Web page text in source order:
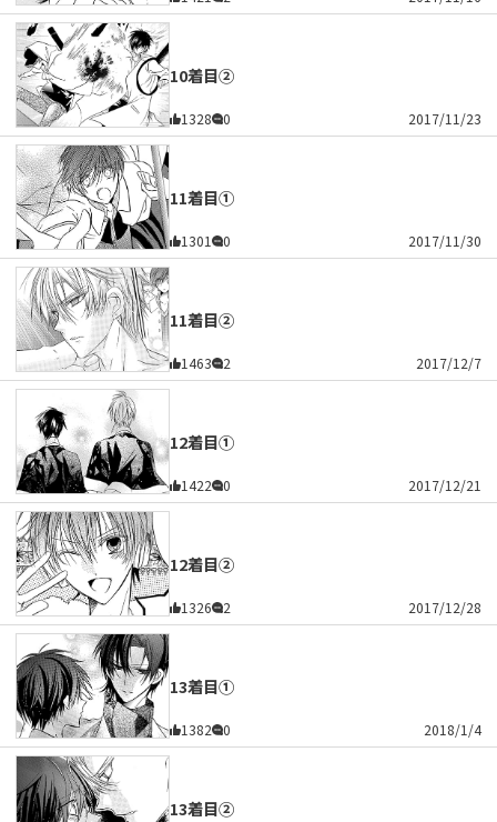
10着目②
1328 0 2017/11/23
11着目①
1301 0 2017/11/30
11着目②
1463 2 2017/12/7
12着目①
1422 0 2017/12/21
12着目②
1326 2 2017/12/28
13着目①
1382 0 2018/1/4
13着目②